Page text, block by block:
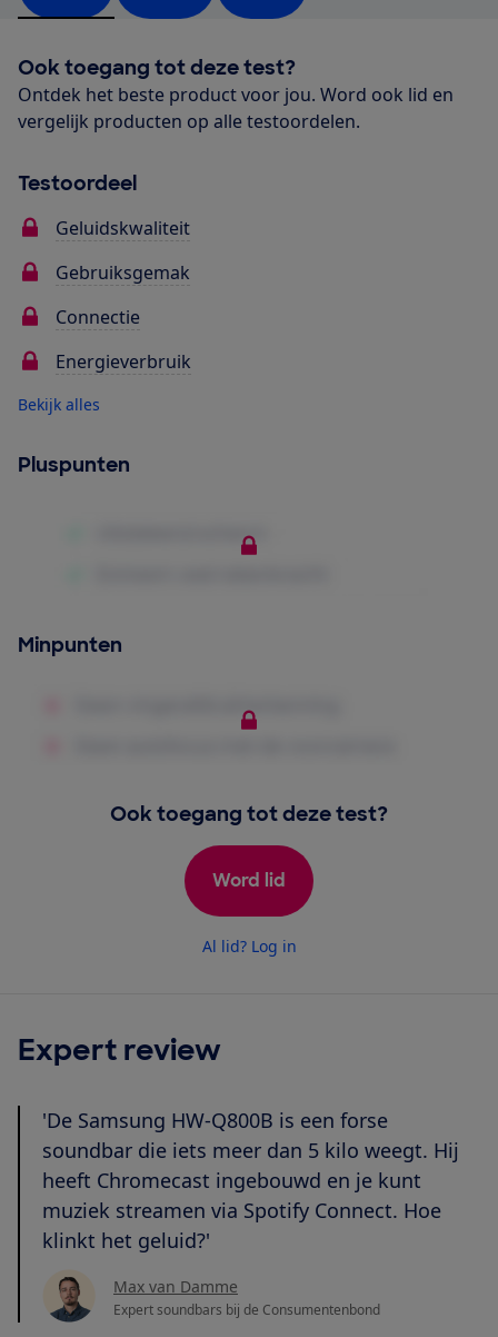
Ook toegang tot deze test?
Ontdek het beste product voor jou. Word ook lid en
vergelijk producten op alle testoordelen.
Testoordeel
Geluidskwaliteit
Gebruiksgemak
Connectie
Energieverbruik
Bekijk alles
Pluspunten
Minpunten
Ook toegang tot deze test?
Word lid
Al lid? Log in
Expert review
'De Samsung HW-Q800B is een forse
soundbar die iets meer dan 5 kilo weegt. Hij
heeft Chromecast ingebouwd en je kunt
muziek streamen via Spotify Connect. Hoe
klinkt het geluid?'
Max van Damme
Expert soundbars bij de Consumentenbond